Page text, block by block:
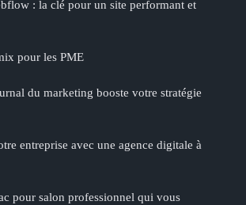
: la clé pour un site performant et
pour les PME
du marketing booste votre stratégie
entreprise avec une agence digitale à
pour salon professionnel qui vous